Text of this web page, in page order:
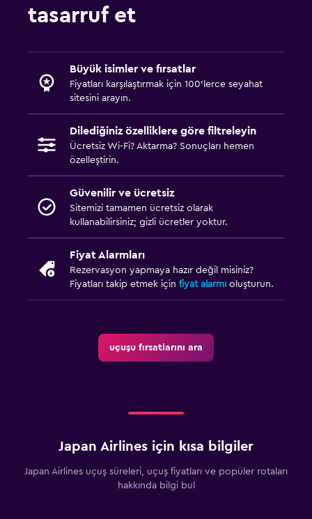
tasarruf et
Büyük isimler ve fırsatlar
Fiyatları karşılaştırmak için 100'lerce seyahat
sitesini arayın.
Dilediğiniz özelliklere göre filtreleyin
Ücretsiz Wi-Fi? Aktarma? Sonuçları hemen
özelleştirin.
Güvenilir ve ücretsiz
Sitemizi tamamen ücretsiz olarak
kullanabilirsiniz; gizli ücretler yoktur.
Fiyat Alarmları
Rezervasyon yapmaya hazır değil misiniz?
Fiyatları takip etmek için fiyat alarmı oluşturun.
uçuşu fırsatlarını ara
Japan Airlines için kısa bilgiler
Japan Airlines uçuş süreleri, uçuş fiyatları ve popüler rotaları
hakkında bilgi bul